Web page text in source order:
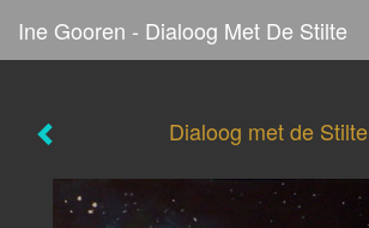
Ine Gooren - Dialoog Met De Stilte
Dialoog met de Stilte